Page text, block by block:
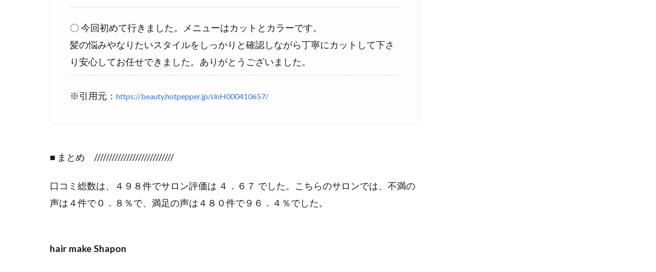
〇 今回初めて行きました。メニューはカットとカラーです。
髪の悩みやなりたいスタイルをしっかりと確認しながら丁寧にカットして下さ
り安心してお任せできました。ありがとうございました。
※引用元： https://beauty.hotpepper.jp/slnH000410657/
■ まとめ ///////////////////////////
口コミ総数は、４９８件でサロン評価は ４．６７ でした。こちらのサロンでは、不満の
声は４件で０．８％で、満足の声は４８０件で９６．４％でした。
hair make Shapon